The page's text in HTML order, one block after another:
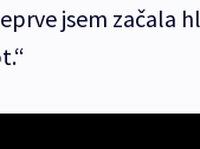
jsem začala